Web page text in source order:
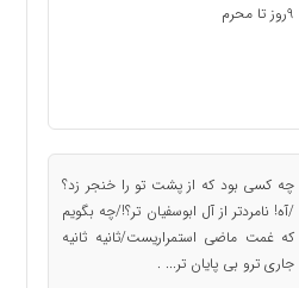
9روز تا محرم
چه کسی بود که از پشت تو را خنجر زد؟
/آه! نامردتر از آل ابوسفیان تر؟!/چه بگویم
که غمت ماضی استمراریست/ثانیه ثانیه
جاری ترو بی پایان تر... .